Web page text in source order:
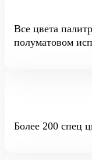
Все цвета
полуматовом
Более 200 спец